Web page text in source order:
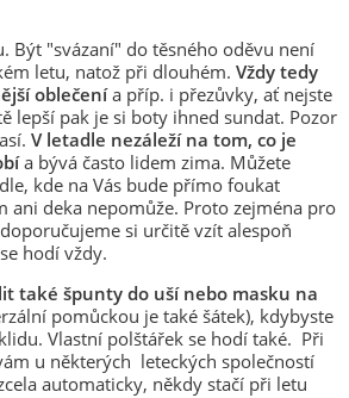
Být "svázaní" do těsného oděvu není
letu, natož při dlouhém. Vždy tedy
oblečenía příp. i přezůvky, ať nejste
lepší pak je si boty ihned sundat. Pozor
V letadle nezáleží na tom, co je
a bývá často lidem zima. Můžete
kde na Vás bude přímo foukat
ani deka nepomůže. Proto zejména pro
si určitě vzít alespoň
hodí vždy.
také špunty do uší nebo masku na
pomůckou je také šátek), kdybyste
Vlastní polštářek se hodí také. Při
u některých leteckých společností
automaticky, někdy stačí při letu